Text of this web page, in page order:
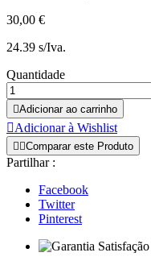
30,00 €
24.39 s/Iva.
Quantidade
Adicionar ao carrinho
Adicionar à Wishlist
Comparar este Produto
Partilhar :
Facebook
Twitter
Pinterest